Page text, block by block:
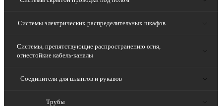
Системы электрических распределительных шкафов
Системы, препятствующие распространению огня,
огнестойкие кабель-каналы
Соединители для шлангов и рукавов
Трубы